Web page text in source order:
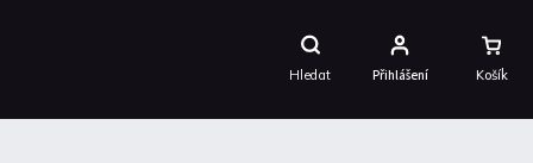
Hledat
Nákupní
Košík
Přihlášení